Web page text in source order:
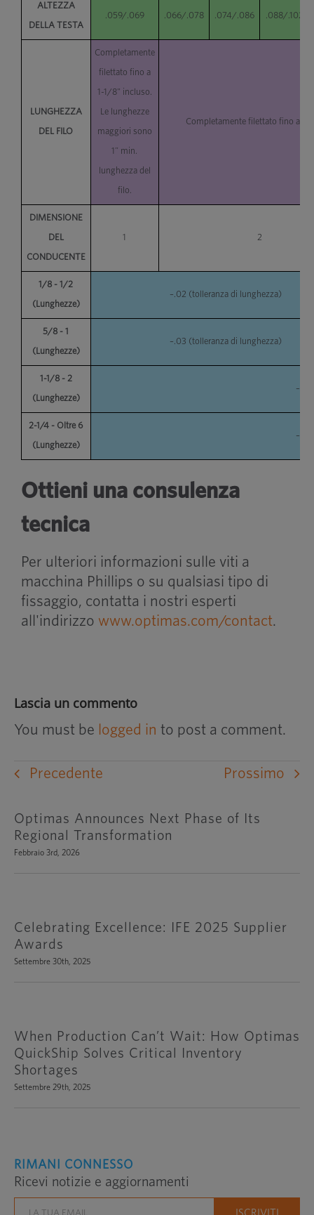
ALTEZZA
DELLA TESTA
.059/.069 .066/.078 .074/.086 .088/.102
LUNGHEZZA
DEL FILO
Completamente
filettato fino a
1-1/8" incluso.
Le lunghezze
maggiori sono
1” min.
lunghezza del
filo.
Completamente filettato fino a 2
DIMENSIONE
DEL
CONDUCENTE
1 2
1/8 - 1/2
(Lunghezze)
–.02 (tolleranza di lunghezza)
5/8 - 1
(Lunghezze)
–.03 (tolleranza di lunghezza)
1-1/8 - 2
(Lunghezze)
2-1/4 - Oltre 6
(Lunghezze)
Ottieni una consulenza
tecnica
Per ulteriori informazioni sulle viti a
macchina Phillips o su qualsiasi tipo di
fissaggio, contatta i nostri esperti
all'indirizzo www.optimas.com/contact.
Lascia un commento
You must be logged in to post a comment.
Precedente Prossimo
Optimas Announces Next Phase of Its
Regional Transformation
Febbraio 3rd, 2026
Celebrating Excellence: IFE 2025 Supplier
Awards
Settembre 30th, 2025
When Production Can’t Wait: How Optimas
QuickShip Solves Critical Inventory
Shortages
Settembre 29th, 2025
RIMANI CONNESSO
Ricevi notizie e aggiornamenti